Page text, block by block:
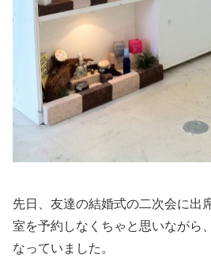
先日、友達の結婚式の二次会に出
室を予約しなくちゃと思いながら
なっていました。